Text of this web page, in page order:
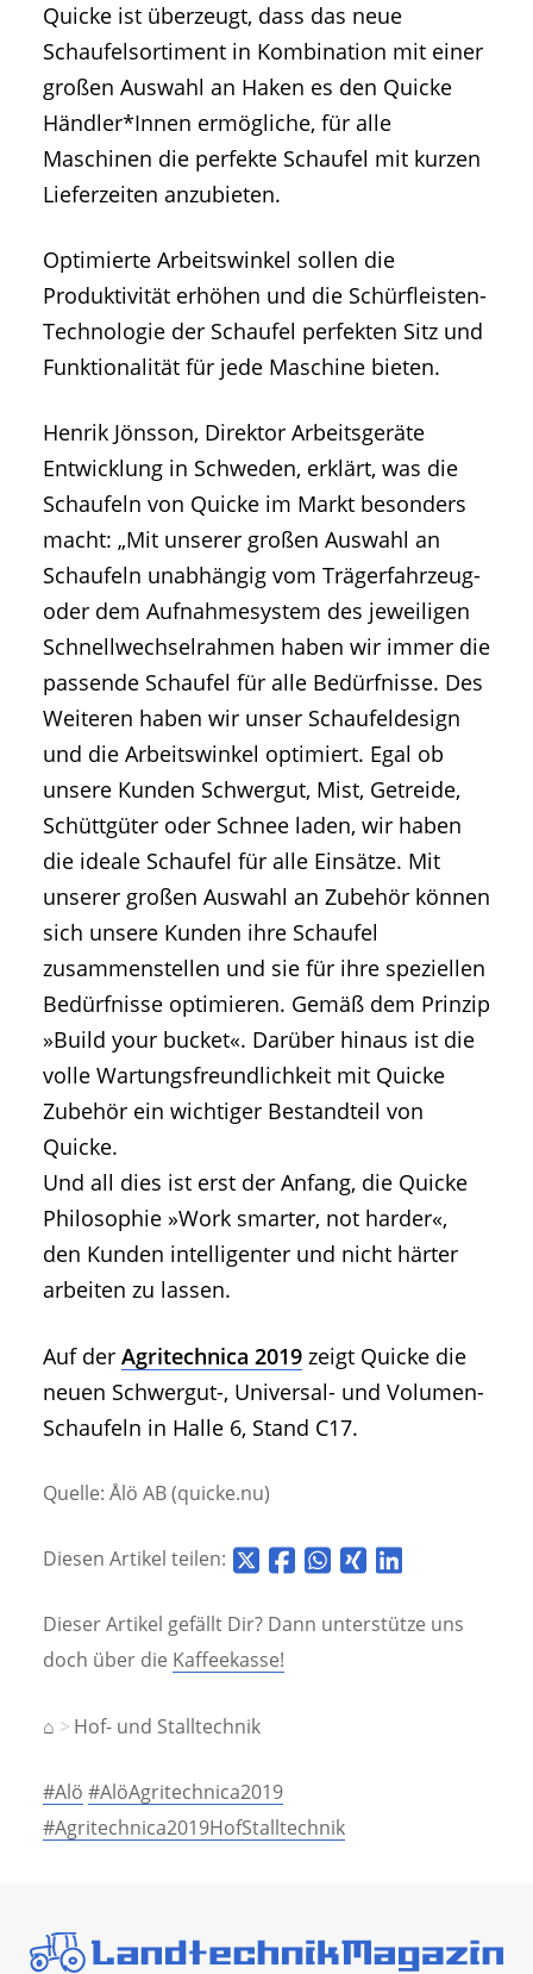
Quicke ist überzeugt, dass das neue
Schaufelsortiment in Kombination mit einer
großen Auswahl an Haken es den Quicke
Händler*Innen ermögliche, für alle
Maschinen die perfekte Schaufel mit kurzen
Lieferzeiten anzubieten.
Optimierte Arbeitswinkel sollen die
Produktivität erhöhen und die Schürfleisten-
Technologie der Schaufel perfekten Sitz und
Funktionalität für jede Maschine bieten.
Henrik Jönsson, Direktor Arbeitsgeräte
Entwicklung in Schweden, erklärt, was die
Schaufeln von Quicke im Markt besonders
macht: „Mit unserer großen Auswahl an
Schaufeln unabhängig vom Trägerfahrzeug-
oder dem Aufnahmesystem des jeweiligen
Schnellwechselrahmen haben wir immer die
passende Schaufel für alle Bedürfnisse. Des
Weiteren haben wir unser Schaufeldesign
und die Arbeitswinkel optimiert. Egal ob
unsere Kunden Schwergut, Mist, Getreide,
Schüttgüter oder Schnee laden, wir haben
die ideale Schaufel für alle Einsätze. Mit
unserer großen Auswahl an Zubehör können
sich unsere Kunden ihre Schaufel
zusammenstellen und sie für ihre speziellen
Bedürfnisse optimieren. Gemäß dem Prinzip
»Build your bucket«. Darüber hinaus ist die
volle Wartungsfreundlichkeit mit Quicke
Zubehör ein wichtiger Bestandteil von
Quicke.
Und all dies ist erst der Anfang, die Quicke
Philosophie »Work smarter, not harder«,
den Kunden intelligenter und nicht härter
arbeiten zu lassen.
Auf der Agritechnica 2019 zeigt Quicke die
neuen Schwergut-, Universal- und Volumen-
Schaufeln in Halle 6, Stand C17.
Quelle: Ålö AB (quicke.nu)
Diesen Artikel teilen:
Dieser Artikel gefällt Dir? Dann unterstütze uns
doch über die Kaffeekasse!
⌂ Hof- und Stalltechnik
#Alö #AlöAgritechnica2019
#Agritechnica2019HofStalltechnik